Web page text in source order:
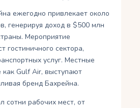
ежегодно привлекает около
генерируя доход в $500 млн
Мероприятие
гостиничного сектора,
услуг. Местные
как Gulf Air, выступают
бренд Бахрейна.
сотни рабочих мест, от